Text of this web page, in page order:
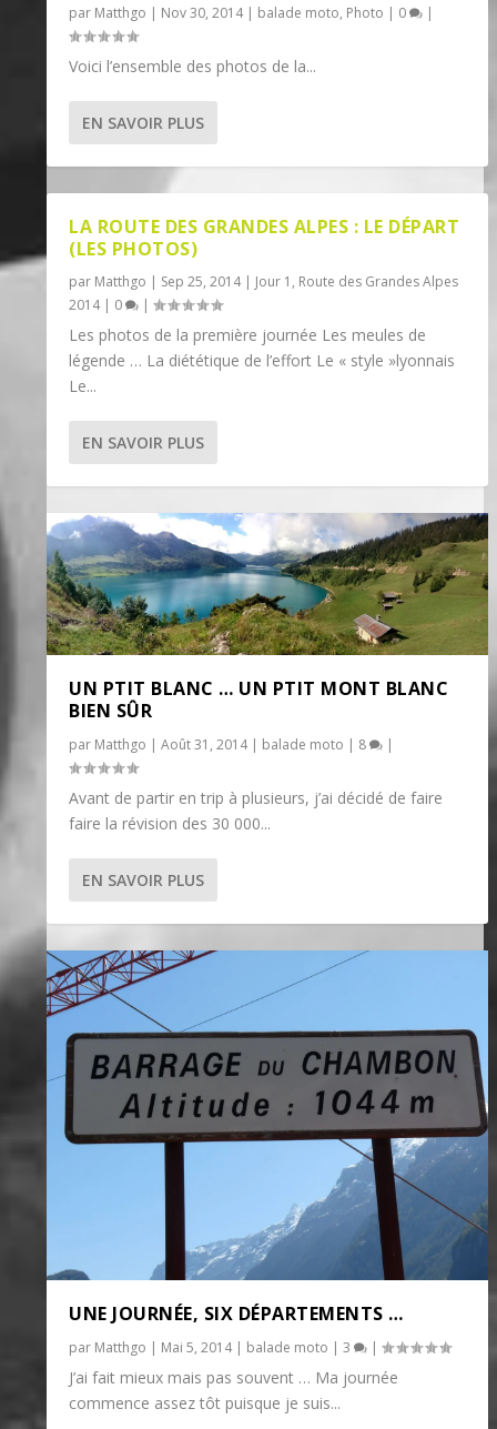
par Matthgo | Nov 30, 2014| balade moto, Photo | 0 |
Voici l’ensemble des photos de la...
EN SAVOIR PLUS
LA ROUTE DES GRANDES ALPES : LE DÉPART
(LES PHOTOS)
par Matthgo | Sep 25, 2014| Jour 1 , Route des Grandes Alpes
2014| 0 |
Les photos de la première journée Les meules de
légende … La diététique de l’effort Le « style »lyonnais
Le...
EN SAVOIR PLUS
UN PTIT BLANC … UN PTIT MONT BLANC
BIEN SÛR
par Matthgo |Août 31, 2014| balade moto | 8 |
Avant de partir en trip à plusieurs, j’ai décidé de faire
faire la révision des 30 000...
EN SAVOIR PLUS
UNE JOURNÉE, SIX DÉPARTEMENTS …
par Matthgo Mai 5, 2014| balade moto |3 |
J’ai fait mieux mais pas souvent … Ma journée
commence assez tôt puisque je suis...